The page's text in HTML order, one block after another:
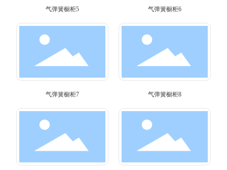
气弹簧橱柜5 气弹簧橱柜6
气弹簧橱柜7 气弹簧橱柜8